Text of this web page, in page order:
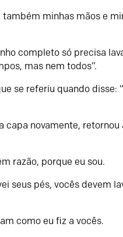
também minhas mãos e
completo só precisa
mas nem todos”.
se referiu quando disse:
capa novamente, retornou
razão, porque eu sou.
seus pés, vocês devem
como eu fiz a vocês.